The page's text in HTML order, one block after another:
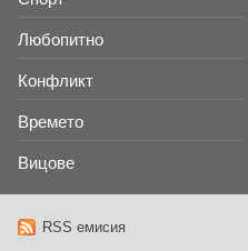
Любопитно
Конфликт
Времето
Вицове
RSS емисия